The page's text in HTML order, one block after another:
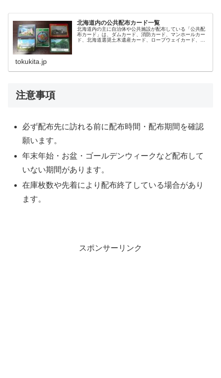
北海道内の公共配布カード一覧
北海道内の主に自治体や公共施設が配布している「公共配
布カード」は、ダムカード、消防カード、マンホールカー
ド、北海道選奨土木遺産カード、ロープウェイカード、ジ
tokukita.jp
注意事項
必ず配布先に訪れる前に配布時間・配布期間を確認
願います。
年末年始・お盆・ゴールデンウィークなど配布して
いない期間があります。
在庫枚数や先着により配布終了している場合があり
ます。
スポンサーリンク